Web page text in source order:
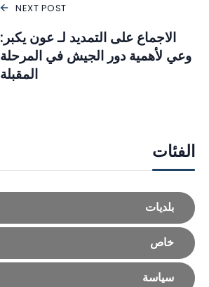
NEXT POST
الاجماع على التمديد لـ عون يكبر:
وعي لأهمية دور الجيش في المرحلة
المقبلة
الفئات
بلديات
خاص
سياسة